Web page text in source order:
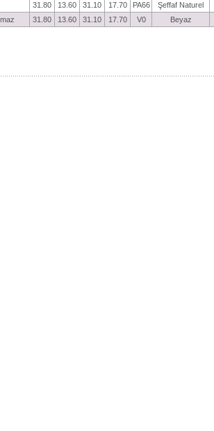
31.80 13.60 31.10 17.70 PA66 Şeffaf Naturel
31.80 13.60 31.10 17.70 V0 Beyaz